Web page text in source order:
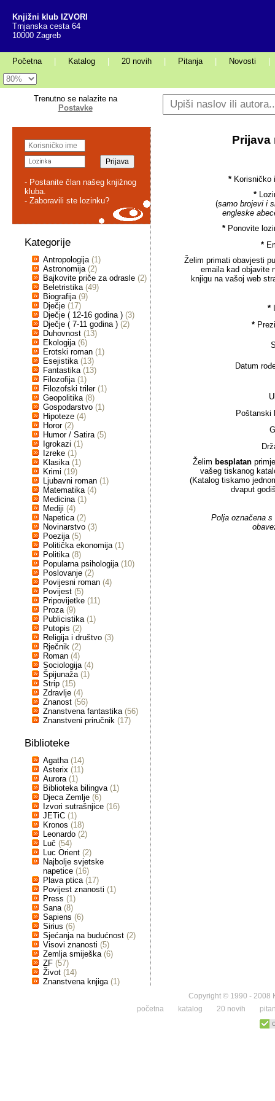
Knjižni klub IZVORI
Trnjanska cesta 64
10000 Zagreb
Početna Katalog 20 novih Pitanja Novosti
Trenutno se nalazite na
Postavke
- Postanite član našeg knjižnog
kluba.
- Zaboravili ste lozinku?
Kategorije
Antropologija (1)
Astronomija (2)
Bajkovite priče za odrasle (2)
Beletristika (49)
Biografija (9)
Dječje (17)
Dječje ( 12-16 godina ) (3)
Dječje ( 7-11 godina ) (2)
Duhovnost (13)
Ekologija (6)
Erotski roman (1)
Esejistika (13)
Fantastika (13)
Filozofija (1)
Filozofski triler (1)
Geopolitika (8)
Gospodarstvo (1)
Hipoteze (4)
Horor (2)
Humor / Satira (5)
Igrokazi (1)
Izreke (1)
Klasika (1)
Krimi (19)
Ljubavni roman (1)
Matematika (4)
Medicina (1)
Mediji (4)
Napetica (2)
Novinarstvo (3)
Poezija (5)
Politička ekonomija (1)
Politika (8)
Popularna psihologija (10)
Poslovanje (2)
Povijesni roman (4)
Povijest (5)
Pripovijetke (11)
Proza (9)
Publicistika (1)
Putopis (2)
Religija i društvo (3)
Rječnik (2)
Roman (4)
Sociologija (4)
Špijunaža (1)
Strip (15)
Zdravlje (4)
Znanost (56)
Znanstvena fantastika (56)
Znanstveni priručnik (17)
Biblioteke
Agatha (14)
Asterix (11)
Aurora (1)
Biblioteka bilingva (1)
Djeca Zemlje (6)
Izvori sutrašnjice (16)
JETiC (1)
Kronos (18)
Leonardo (2)
Luč (54)
Luc Orient (2)
Najbolje svjetske
napetice (16)
Plava ptica (17)
Povijest znanosti (1)
Press (1)
Sana (8)
Sapiens (6)
Sirius (6)
Sjećanja na budućnost (2)
Visovi znanosti (5)
Zemlja smiješka (6)
ZF (57)
Život (14)
Znanstvena knjiga (1)
Prijava
* Korisničko
*
(samo brojevi i
engleske
* Ponovite
*
Želim primati obavjesti
emaila kad objavite
knjigu na vašoj web
*
*
Datum
Poštanski
Želim besplatan
vašeg tiskanog
(Katalog tiskamo
dvaput
Polja označena s
Copyright © 1990 - 2008
početna
katalog 20 novih